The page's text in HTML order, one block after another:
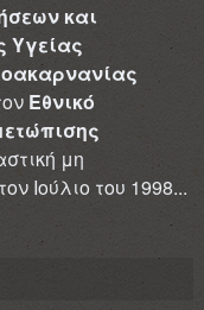
και
Υγείας
Εθνικό
μη
Ιούλιο του 1998...